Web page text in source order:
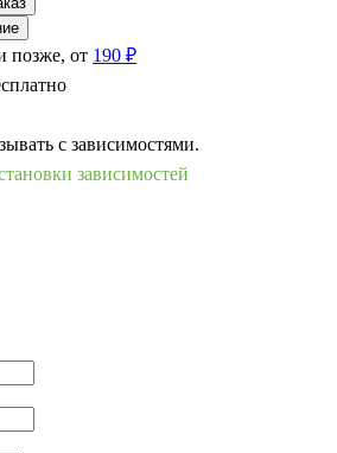
позже, от 190 ₽
с зависимостями.
зависимостей